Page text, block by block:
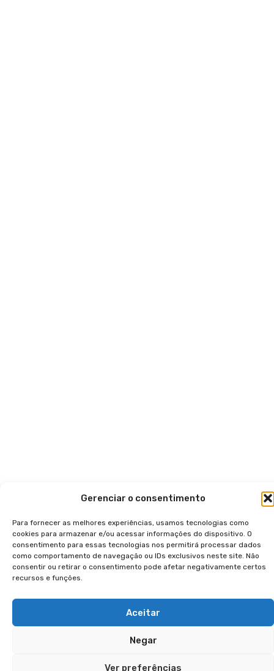
Gerenciar o consentimento
Para fornecer as melhores experiências, usamos tecnologias como
cookies para armazenar e/ou acessar informações do dispositivo. O
consentimento para essas tecnologias nos permitirá processar dados
como comportamento de navegação ou IDs exclusivos neste site. Não
consentir ou retirar o consentimento pode afetar negativamente certos
recursos e funções.
Aceitar
Negar
Ver preferências